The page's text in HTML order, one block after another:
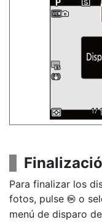
Para finalizar los
fotos, pulse J o
menú de disparo